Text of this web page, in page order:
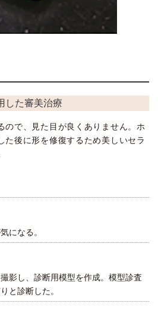
した審美治療
ので、見た目が良くありません。ホ
た後に形を修復するため美しいセラ
になる。
影し、診断用模型を作成。模型診査
と診断した。